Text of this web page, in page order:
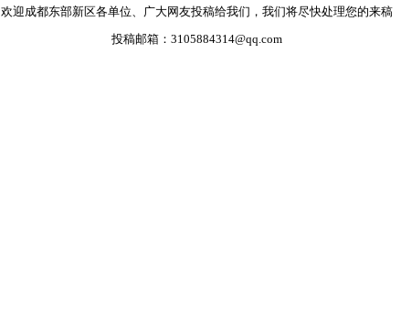
欢迎成都东部新区各单位、广大网友投稿给我们，我们将尽快处理您的来稿
投稿邮箱：3105884314@qq.com